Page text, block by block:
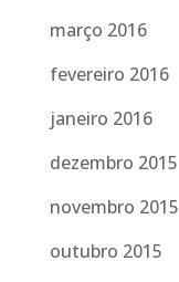
março 2016
fevereiro 2016
janeiro 2016
dezembro 2015
novembro 2015
outubro 2015